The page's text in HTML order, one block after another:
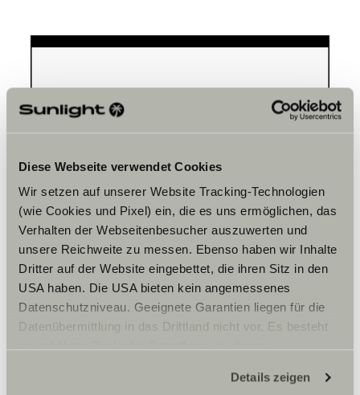
Diese Webseite verwendet Cookies
Wir setzen auf unserer Website Tracking-Technologien
(wie Cookies und Pixel) ein, die es uns ermöglichen, das
Verhalten der Webseitenbesucher auszuwerten und
unsere Reichweite zu messen. Ebenso haben wir Inhalte
Dritter auf der Website eingebettet, die ihren Sitz in den
USA haben. Die USA bieten kein angemessenes
Datenschutzniveau. Geeignete Garantien liegen für die
Datenübermittlung in das Drittland nicht vor. Es besteht
zustehen. Eingesetzte Dienstleister können Daten für
Details zeigen
Opening hours
Please accept marketing-
Cookie Settings